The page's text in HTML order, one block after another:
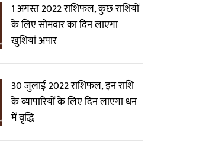
1 अगस्त 2022 राशिफल, कुछ राशियों
के लिए सोमवार का दिन लाएगा
खुशियां अपार
30 जुलाई 2022 राशिफल, इन राशि
के व्यापारियों के लिए दिन लाएगा धन
में वृद्धि